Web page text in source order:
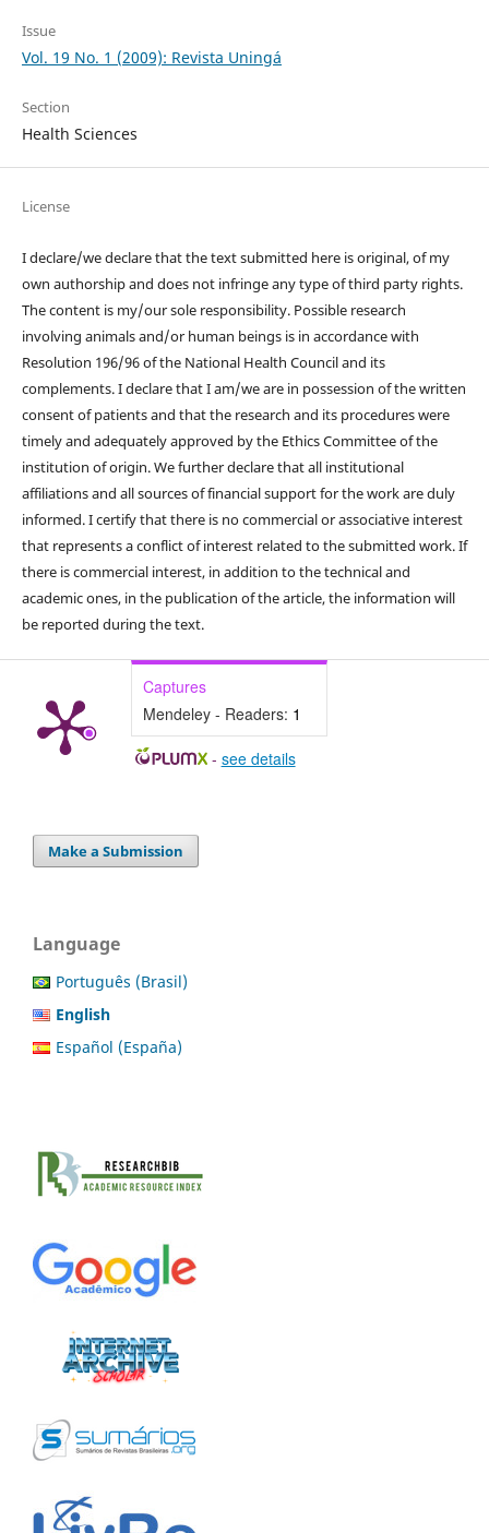
Issue
Vol. 19 No. 1 (2009): Revista Uningá
Section
Health Sciences
License
I declare/we declare that the text submitted here is original, of my
own authorship and does not infringe any type of third party rights.
The content is my/our sole responsibility. Possible research
involving animals and/or human beings is in accordance with
Resolution 196/96 of the National Health Council and its
complements. I declare that I am/we are in possession of the written
consent of patients and that the research and its procedures were
timely and adequately approved by the Ethics Committee of the
institution of origin. We further declare that all institutional
affiliations and all sources of financial support for the work are duly
informed. I certify that there is no commercial or associative interest
that represents a conflict of interest related to the submitted work. If
there is commercial interest, in addition to the technical and
academic ones, in the publication of the article, the information will
be reported during the text.
Captures
Mendeley - Readers: 1
- see details
Make a Submission
Language
Português (Brasil)
English
Español (España)